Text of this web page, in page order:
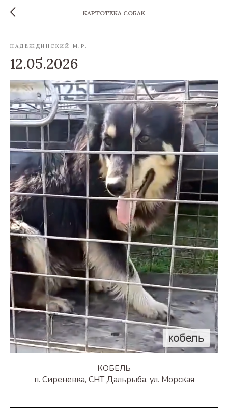
КАРТОТЕКА СОБАК
НАДЕЖДИНСКИЙ М.Р.
12.05.2026
КОБЕЛЬ
п. Сиреневка, СНТ Дальрыба, ул. Морская